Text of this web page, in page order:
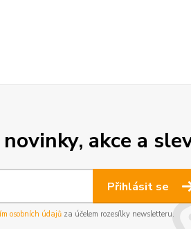
akce a
Přihlásit se
osobních údajůza účelem rozesílky newsletteru.